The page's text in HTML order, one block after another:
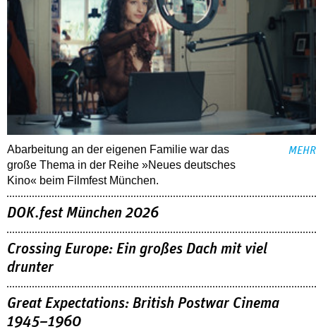
Abarbeitung an der eigenen Familie war das
große Thema in der Reihe »Neues deutsches
Kino« beim Filmfest München.
MEHR
DOK.fest München 2026
Crossing Europe: Ein großes Dach mit viel
drunter
Great Expectations: British Postwar Cinema
1945–1960